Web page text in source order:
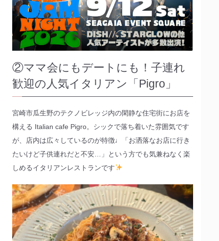
②ママ会にもデートにも！子連れ
歓迎の人気イタリアン「Pigro」
宮崎市瓜生野のテクノビレッジ内の閑静な住宅街にお店を
構える Italian cafe Pigro。シックで落ち着いた雰囲気です
が、店内は広々しているのが特徴♩「お洒落なお店に行き
たいけど子供連れだと不安…」という方でも気兼ねなく楽
しめるイタリアンレストランです